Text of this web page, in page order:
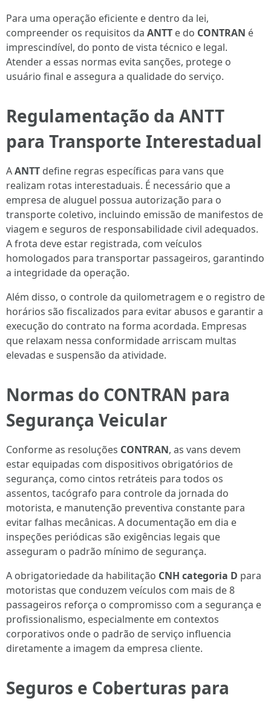
Para uma operação eficiente e dentro da lei,
compreender os requisitos da ANTT e do CONTRAN é
imprescindível, do ponto de vista técnico e legal.
Atender a essas normas evita sanções, protege o
usuário final e assegura a qualidade do serviço.
Regulamentação da ANTT
para Transporte Interestadual
AANTT define regras específicas para vans que
realizam rotas interestaduais. É necessário que a
empresa de aluguel possua autorização para o
transporte coletivo, incluindo emissão de manifestos de
viagem e seguros de responsabilidade civil adequados.
A frota deve estar registrada, com veículos
homologados para transportar passageiros, garantindo
a integridade da operação.
Além disso, o controle da quilometragem e o registro de
horários são fiscalizados para evitar abusos e garantir a
execução do contrato na forma acordada. Empresas
que relaxam nessa conformidade arriscam multas
elevadas e suspensão da atividade.
Normas do CONTRAN para
Segurança Veicular
Conforme as resoluções CONTRAN, as vans devem
estar equipadas com dispositivos obrigatórios de
segurança, como cintos retráteis para todos os
assentos, tacógrafo para controle da jornada do
motorista, e manutenção preventiva constante para
evitar falhas mecânicas. A documentação em dia e
inspeções periódicas são exigências legais que
asseguram o padrão mínimo de segurança.
A obrigatoriedade da habilitação CNH categoria D para
motoristas que conduzem veículos com mais de 8
passageiros reforça o compromisso com a segurança e
profissionalismo, especialmente em contextos
corporativos onde o padrão de serviço influencia
diretamente a imagem da empresa cliente.
Seguros e Coberturas para